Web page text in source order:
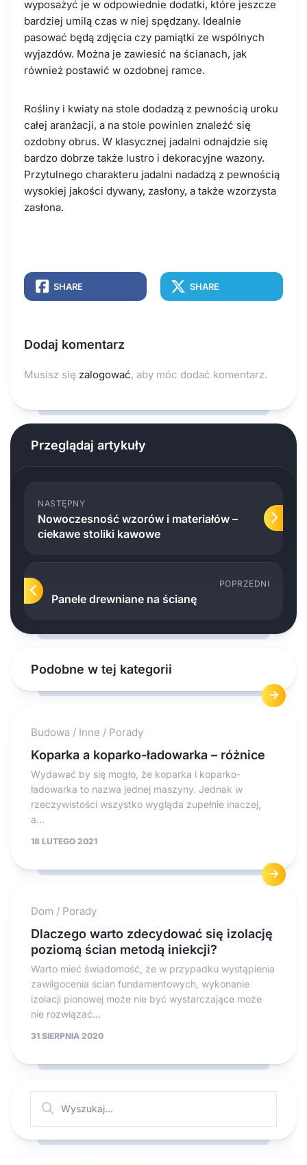
wyposażyć je w odpowiednie dodatki, które jeszcze
bardziej umilą czas w niej spędzany. Idealnie
pasować będą zdjęcia czy pamiątki ze wspólnych
wyjazdów. Można je zawiesić na ścianach, jak
również postawić w ozdobnej ramce.
Rośliny i kwiaty na stole dodadzą z pewnością uroku
całej aranżacji, a na stole powinien znaleźć się
ozdobny obrus. W klasycznej jadalni odnajdzie się
bardzo dobrze także lustro i dekoracyjne wazony.
Przytulnego charakteru jadalni nadadzą z pewnością
wysokiej jakości dywany, zasłony, a także wzorzysta
zasłona.
SHARE SHARE
Dodaj komentarz
Musisz się zalogować, aby móc dodać komentarz.
Przeglądaj artykuły
NASTĘPNY
Nowoczesność wzorów i materiałów –
ciekawe stoliki kawowe
POPRZEDNI
Panele drewniane na ścianę
Podobne w tej kategorii
Budowa / Inne / Porady
Koparka a koparko-ładowarka – różnice
Wydawać by się mogło, że koparka i koparko-
ładowarka to nazwa jednej maszyny. Jednak w
rzeczywistości wszystko wygląda zupełnie inaczej,
a...
18 LUTEGO 2021
Dom / Porady
Dlaczego warto zdecydować się izolację
poziomą ścian metodą iniekcji?
Warto mieć świadomość, że w przypadku wystąpienia
zawilgocenia ścian fundamentowych, wykonanie
izolacji pionowej może nie być wystarczające może
nie rozwiązać...
31 SIERPNIA 2020